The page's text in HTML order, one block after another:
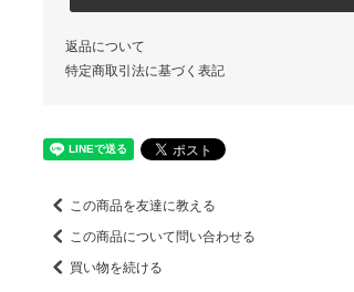
返品について
特定商取引法に基づく表記
この商品を友達に教える
この商品について問い合わせる
買い物を続ける